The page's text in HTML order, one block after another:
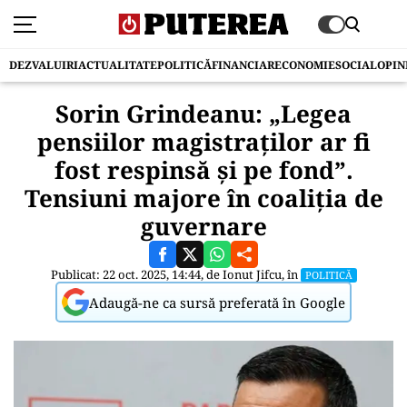
DEZVALUIRIACTUALITATEPOLITICĂFINANCIARECONOMIESOCIAL
Sorin Grindeanu: „Legea
pensiilor magistraților ar fi
fost respinsă și pe fond”.
Tensiuni majore în coaliția de
guvernare
Publicat: 22 oct. 2025, 14:44, deIonut Jifcu, în POLITICĂ
Adaugă-ne ca sursă preferată în Google